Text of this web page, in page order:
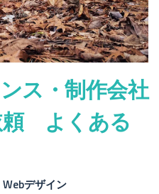
ス・制作会社
頼 よくある
Webデザイン